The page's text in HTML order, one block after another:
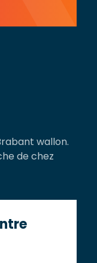
wallon.
de chez